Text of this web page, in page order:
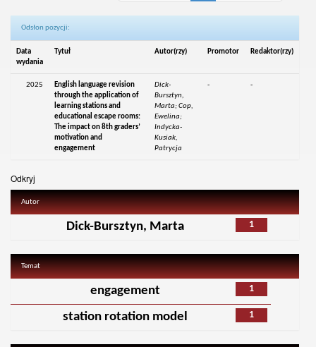
Odsłon pozycji:
Data
wydania
Tytuł Autor(rzy) Promotor Redaktor(rzy)
2025
English language revision
through the application of
learning stations and
educational escape rooms:
The impact on 8th graders’
motivation and
engagement
Dick-
Bursztyn,
Marta; Cop,
Ewelina;
Indycka-
Kusiak,
Patrycja
- -
Odkryj
Autor
1
Dick-Bursztyn, Marta
Temat
1
engagement
1
station rotation model